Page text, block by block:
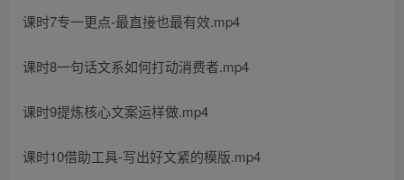
课时7专一更点-最直接也最有效.mp4
课时8一句话文系如何打动消费者.mp4
课时9提炼核心文案运样做.mp4
课时10借助工具-写出好文紧的模版.mp4